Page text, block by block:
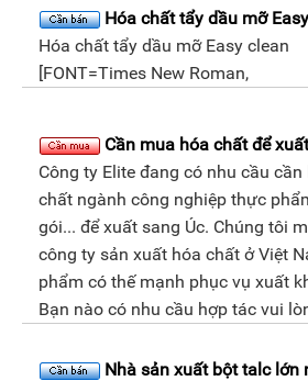
Hóa chất tẩy dầu mỡ
Hóa chất tẩy dầu mỡ Easy clean
[FONT=Times New Roman,
Cần mua hóa chất để
Công ty Elite đang có nhu cầu
chất ngành công nghiệp thực
gói... để xuất sang Úc. Chúng tôi
công ty sản xuất hóa chất ở Việt
phẩm có thế mạnh phục vụ xuất
Bạn nào có nhu cầu hợp tác vui
Nhà sản xuất bột talc lớn